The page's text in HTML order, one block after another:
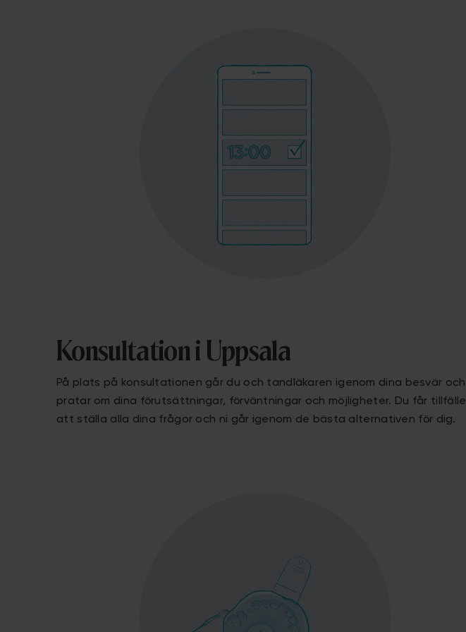
Konsultation i Uppsala
På plats på konsultationen går du och tandläkaren igenom dina besvär och
pratar om dina förutsättningar, förväntningar och möjligheter. Du får tillfälle
att ställa alla dina frågor och ni går igenom de bästa alternativen för dig.